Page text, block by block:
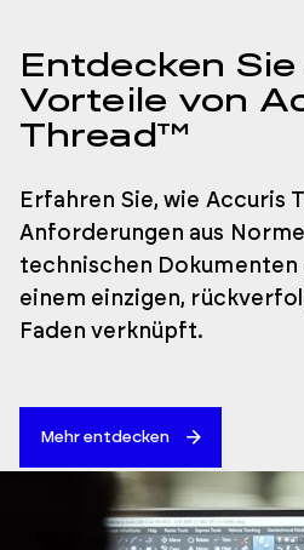
Entdecken Sie
Vorteile von
Thread™
Erfahren Sie, wie Accuris
Anforderungen aus
technischen Dokumenten
einem einzigen,
Faden verknüpft.
Mehr entdecken